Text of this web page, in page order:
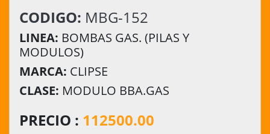
CODIGO: MBG-152
LINEA: BOMBAS GAS. (PILAS Y
MODULOS)
MARCA: CLIPSE
CLASE: MODULO BBA.GAS
PRECIO : 112500.00